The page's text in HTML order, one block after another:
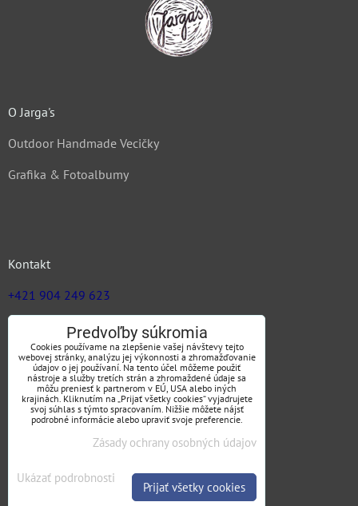
O Jarga's
Outdoor Handmade Vecičky
Grafika & Fotoalbumy
Kontakt
+421 904 249 623
zuz@jargas.sk
Obchodné podmienky
Predvoľby súkromia
Cookies používame na zlepšenie vašej návštevy tejto
webovej stránky, analýzu jej výkonnosti a zhromažďovanie
údajov o jej používaní. Na tento účel môžeme použiť
nástroje a služby tretích strán a zhromaždené údaje sa
môžu preniesť k partnerom v EÚ, USA alebo iných
krajinách. Kliknutím na „Prijať všetky cookies“ vyjadrujete
svoj súhlas s týmto spracovaním. Nižšie môžete nájsť
podrobné informácie alebo upraviť svoje preferencie.
Zásady ochrany osobných údajov
Ukázať podrobnosti
Prijať všetky cookies